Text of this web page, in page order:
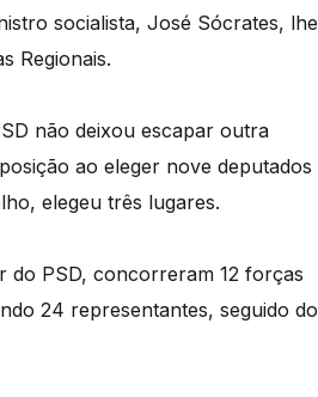
socialista, José Sócrates, lhe
Regionais.
não deixou escapar outra
ao eleger nove deputados
elegeu três lugares.
do PSD, concorreram 12 forças
24 representantes, seguido do